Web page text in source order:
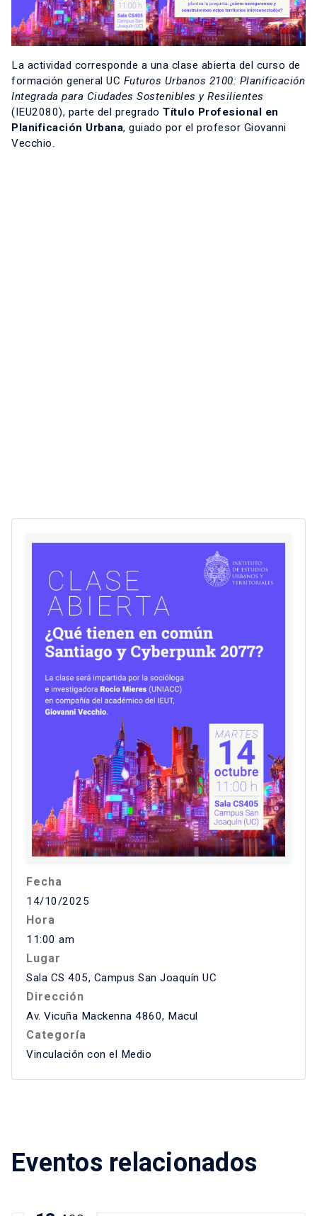
La actividad corresponde a una clase abierta del curso de
formación general UC Futuros Urbanos 2100: Planificación
Integrada para Ciudades Sostenibles y Resilientes
(IEU2080), parte del pregrado Título Profesional en
Planificación Urbana, guiado por el profesor Giovanni
Vecchio.
Fecha
14/10/2025
Hora
11:00 am
Lugar
Sala CS 405, Campus San Joaquín UC
Dirección
Av. Vicuña Mackenna 4860, Macul
Categoría
Vinculación con el Medio
Eventos relacionados